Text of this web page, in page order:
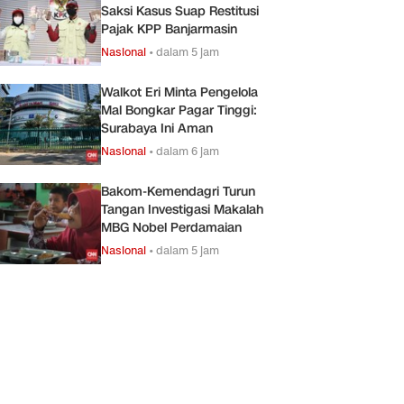
Saksi Kasus Suap Restitusi
Pajak KPP Banjarmasin
Nasional •dalam 5 jam
Walkot Eri Minta Pengelola
Mal Bongkar Pagar Tinggi:
Surabaya Ini Aman
Nasional •dalam 6 jam
Bakom-Kemendagri Turun
Tangan Investigasi Makalah
MBG Nobel Perdamaian
Nasional •dalam 5 jam